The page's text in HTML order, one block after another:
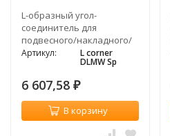
L-образный угол-
соединитель для
подвесного/накладного/
встраиваемого
шинопровода, белый
Артикул: L corner
DLMW Sp
6 607,58 ₽
В корзину